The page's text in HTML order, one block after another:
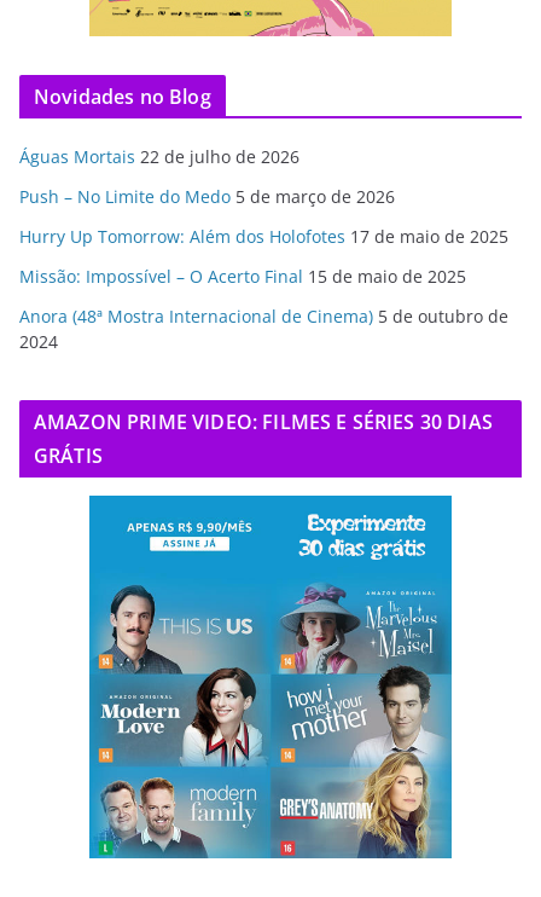
Novidades no Blog
Águas Mortais 22 de julho de 2026
Push – No Limite do Medo 5 de março de 2026
Hurry Up Tomorrow: Além dos Holofotes 17 de maio de 2025
Missão: Impossível – O Acerto Final 15 de maio de 2025
Anora (48ª Mostra Internacional de Cinema) 5 de outubro de
2024
AMAZON PRIME VIDEO: FILMES E SÉRIES 30 DIAS
GRÁTIS